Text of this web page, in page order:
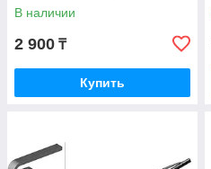
В наличии
2 900 ₸
Купить